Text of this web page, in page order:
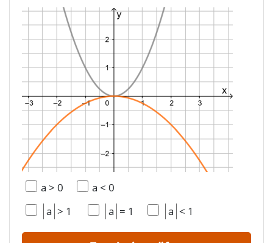
a > 0 a < 0
a > 1 a = 1 a < 1